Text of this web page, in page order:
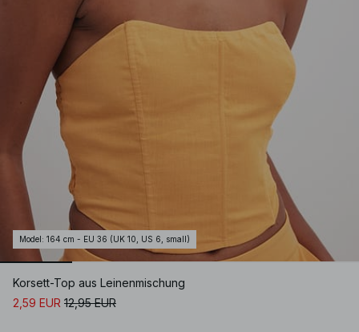
Model : 164 cm - EU 36 (UK 10, US 6, small)
Korsett-Top aus Leinenmischung
2,59 EUR 12,95 EUR